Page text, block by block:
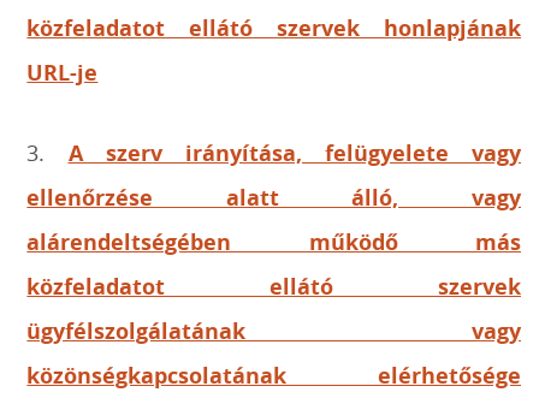
közfeladatot ellátó szervek honlapjának
URL-je
3. A szerv irányítása, felügyelete vagy
ellenőrzése alatt álló, vagy
alárendeltségében működő más
közfeladatot ellátó szervek
ügyfélszolgálatának vagy
közönségkapcsolatának elérhetősége